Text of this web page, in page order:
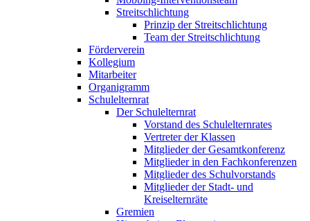
Streitschlichtung
Prinzip der Streitschlichtung
Team der Streitschlichtung
Förderverein
Kollegium
Mitarbeiter
Organigramm
Schulelternrat
Der Schulelternrat
Vorstand des Schulelternrates
Vertreter der Klassen
Mitglieder der Gesamtkonferenz
Mitglieder in den Fachkonferenzen
Mitglieder des Schulvorstands
Mitglieder der Stadt- und
Kreiselternräte
Gremien